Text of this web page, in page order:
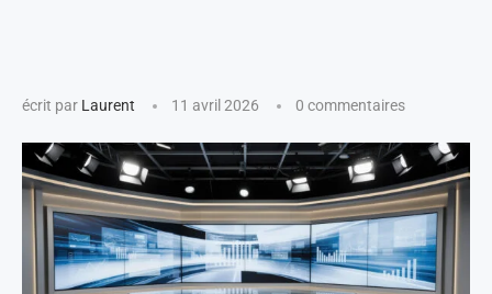
écrit par Laurent 11 avril 2026 0 commentaires